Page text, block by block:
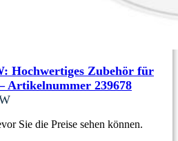
Hochwertiges Zubehör für
Artikelnummer 239678
Sie die Preise sehen können.